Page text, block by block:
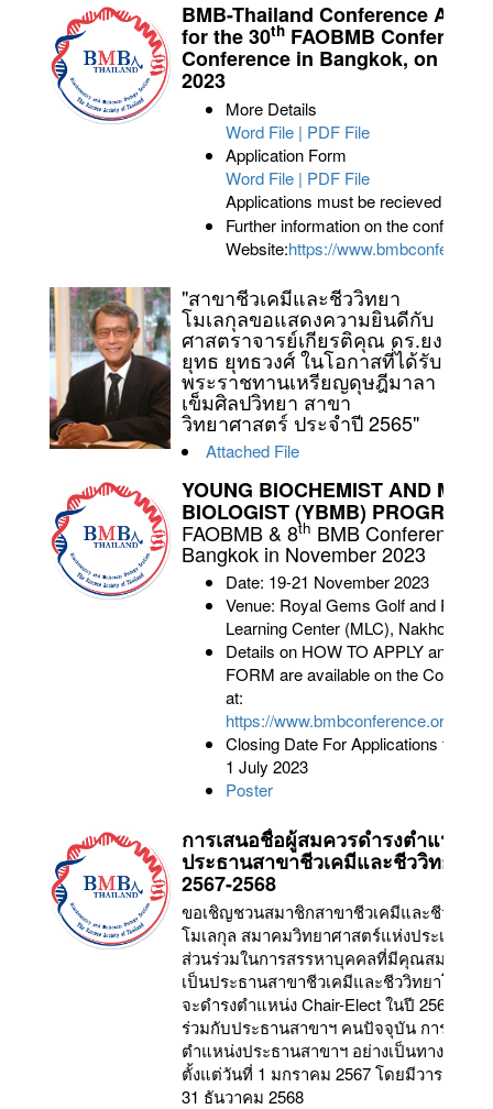
BMB-Thailand Conference
for the 30th FAOBMB
Conference in Bangkok, on
2023
More Details
Word File | PDF File
Application Form
Word File | PDF File
Applications must be recieved by
Further information on the conference
Website:https://
"สาขาชีวเคมีและชีววิทยา
โมเลกุลขอแสดงความยินดีกับ
ศาสตราจารย์เกียรติคุณ ดร.ยง
ยุทธ ยุทธวงศ์ ในโอกาสที่ได้รับ
พระราชทานเหรียญดุษฎีมาลา
เข็มศิลปวิทยา สาขา
วิทยาศาสตร์ ประจำปี 2565"
Attached File
YOUNG BIOCHEMIST AND
BIOLOGIST (YBMB) PROGRAM
FAOBMB & 8th BMB Conference
Bangkok in November 2023
Date: 19-21 November 2023
Venue: Royal Gems Golf and
Learning Center (MLC), Nakhon
Details on HOW TO APPLY and
FORM are available on the
at:
https://www.bmbconference.org/
Closing Date For Applications to the
1 July 2023
Poster
การเสนอชื่อผู้สมควรดำรงตำแหน่ง
ประธานสาขาชีวเคมีและชีววิทยาโม
2567-2568
ขอเชิญชวนสมาชิกสาขาชีวเคมีและชีววิทยา
โมเลกุล สมาคมวิทยาศาสตร์แห่งประเทศไท
ส่วนร่วมในการสรรหาบุคคลที่มีคุณสมบัติเห
เป็นประธานสาขาชีวเคมีและชีววิทยาโมเลกุ
จะดำรงตำแหน่ง Chair-Elect ในปี 2566 แล
ร่วมกับประธานสาขาฯ คนปัจจุบัน การดำรง
ตำแหน่งประธานสาขาฯ อย่างเป็นทางการ จ
ตั้งแต่วันที่ 1 มกราคม 2567 โดยมีวาระ 2 ปี
31 ธันวาคม 2568